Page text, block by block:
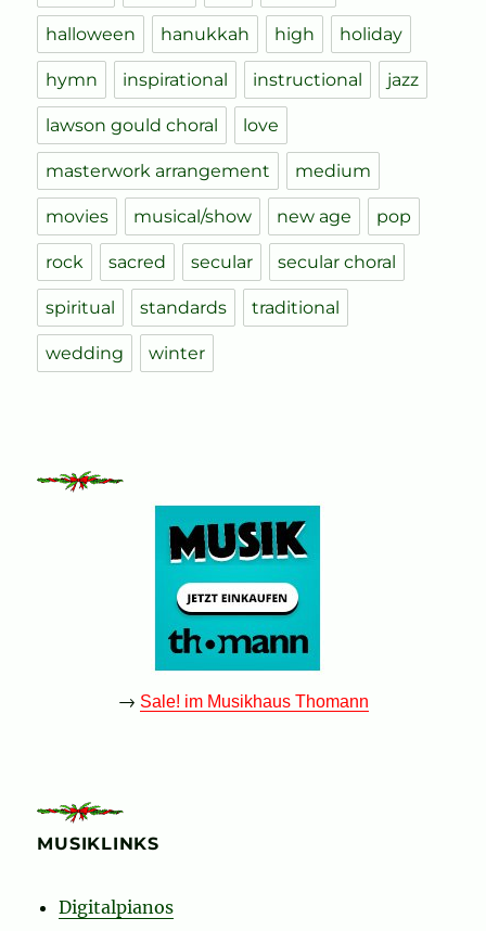
halloween hanukkah high holiday
hymn inspirational instructional jazz
lawson gould choral love
masterwork arrangement medium
movies musical/show new age pop
rock sacred secular secular choral
spiritual standards traditional
wedding winter
→ Sale! im Musikhaus Thomann
MUSIKLINKS
Digitalpianos